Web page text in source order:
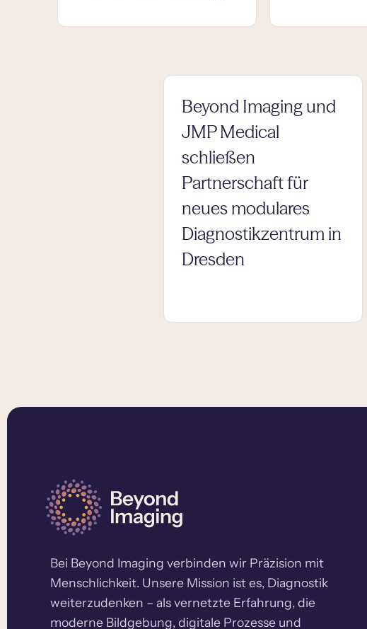
Beyond Imaging und
JMP Medical
schließen
Partnerschaft für
neues modulares
Diagnostikzentrum in
Dresden
Bei Beyond Imaging verbinden wir Präzision mit
Menschlichkeit. Unsere Mission ist es, Diagnostik
weiterzudenken – als vernetzte Erfahrung, die
moderne Bildgebung, digitale Prozesse und